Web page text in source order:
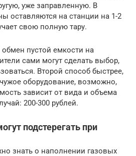
уже заправленную. В
оставляются на станции на 1-2
свою полную тару.
пустой емкости на
сами могут сделать выбор,
Второй способ быстрее,
оборудование, возможно,
зависит от вида и объема
200-300 рублей.
подстерегать при
знать о наполнении газовых